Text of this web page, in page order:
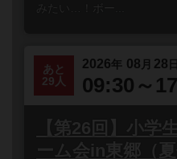
あと
29人
2026年 08 月 28 日
09:30～
【第26回】小学
ーム会in東郷（